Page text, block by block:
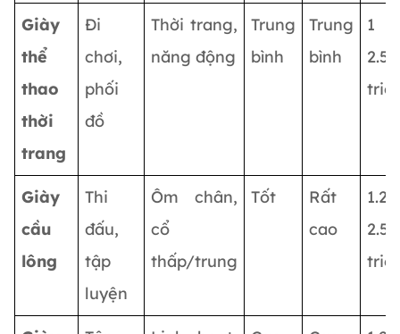
Giày
thể
thao
thời
trang
Đi
chơi,
phối
đồ
Thời trang,
năng động
Trung
bình
Trung
bình
1
2.5
Giày
cầu
lông
Thi
đấu,
tập
luyện
Ôm chân,
cổ
thấp/trung
Tốt
Rất
cao
1.2
2.5